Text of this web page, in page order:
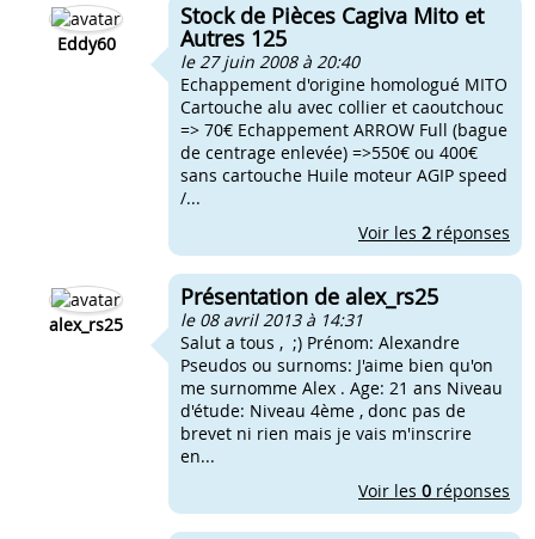
Eddy60
Stock de Pièces Cagiva Mito et
Autres 125
le 27 juin 2008 à 20:40
Echappement d'origine homologué MITO
Cartouche alu avec collier et caoutchouc
=> 70€ Echappement ARROW Full (bague
de centrage enlevée) =>550€ ou 400€
sans cartouche Huile moteur AGIP speed
/...
Voir les 2 réponses
alex_rs25
Présentation de alex_rs25
le 08 avril 2013 à 14:31
Salut a tous , ;) Prénom: Alexandre
Pseudos ou surnoms: J'aime bien qu'on
me surnomme Alex . Age: 21 ans Niveau
d'étude: Niveau 4ème , donc pas de
brevet ni rien mais je vais m'inscrire
en...
Voir les 0 réponses